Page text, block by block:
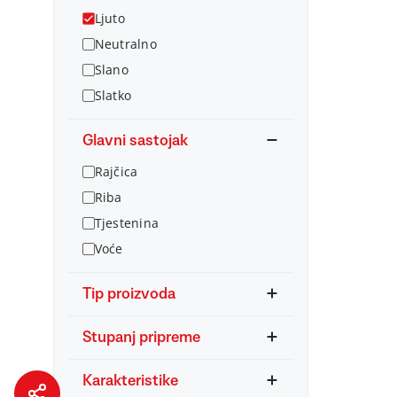
Ljuto
Neutralno
Slano
Slatko
Glavni sastojak
Rajčica
Riba
Tjestenina
Voće
Tip proizvoda
Stupanj pripreme
Karakteristike